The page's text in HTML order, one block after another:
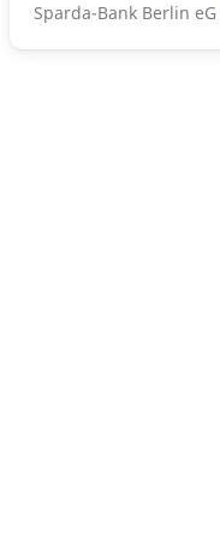
Sparda-Bank Berlin eG